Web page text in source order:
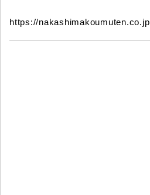
https://nakashimakoumuten.co.jp